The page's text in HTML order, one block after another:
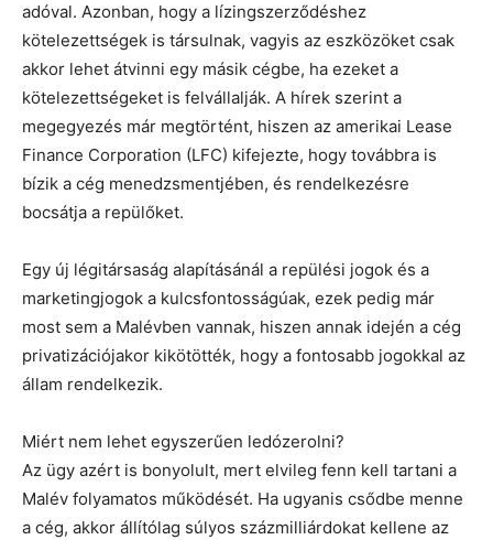
adóval. Azonban, hogy a lízingszerződéshez
kötelezettségek is társulnak, vagyis az eszközöket csak
akkor lehet átvinni egy másik cégbe, ha ezeket a
kötelezettségeket is felvállalják. A hírek szerint a
megegyezés már megtörtént, hiszen az amerikai Lease
Finance Corporation (LFC) kifejezte, hogy továbbra is
bízik a cég menedzsmentjében, és rendelkezésre
bocsátja a repülőket.
Egy új légitársaság alapításánál a repülési jogok és a
marketingjogok a kulcsfontosságúak, ezek pedig már
most sem a Malévben vannak, hiszen annak idején a cég
privatizációjakor kikötötték, hogy a fontosabb jogokkal az
állam rendelkezik.
Miért nem lehet egyszerűen ledózerolni?
Az ügy azért is bonyolult, mert elvileg fenn kell tartani a
Malév folyamatos működését. Ha ugyanis csődbe menne
a cég, akkor állítólag súlyos százmilliárdokat kellene az